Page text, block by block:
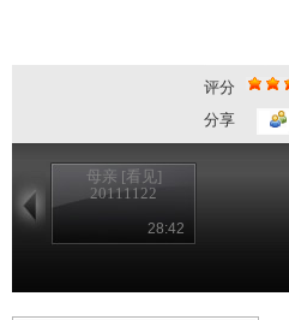
评分
分享
母亲 [看见]
20111122
28:42